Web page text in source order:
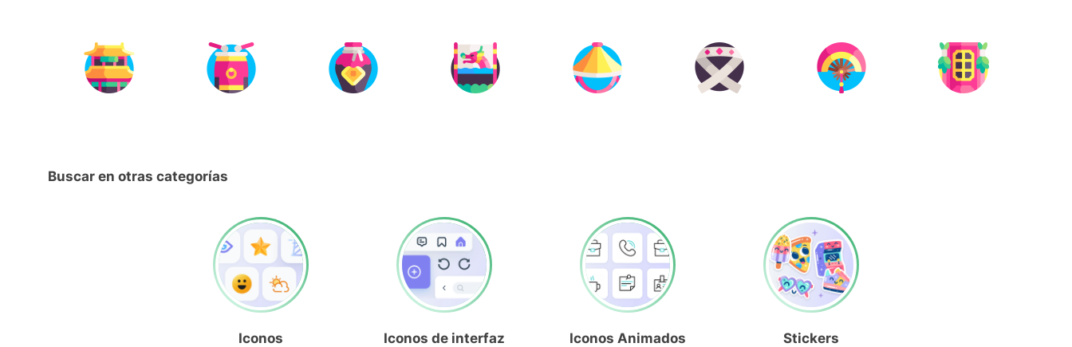
Buscar en otras categorías
Iconos Iconos de interfaz Iconos Animados Stickers